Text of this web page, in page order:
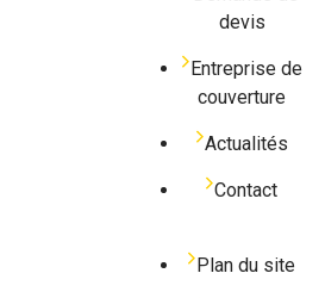
devis
Entreprise de
couverture
Actualités
Contact
Plan du site